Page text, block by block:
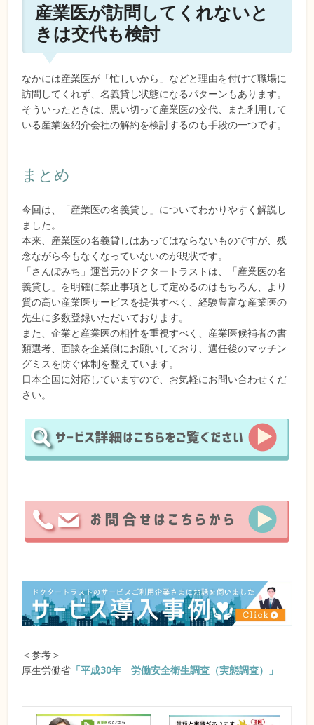
産業医が訪問してくれないと
きは交代も検討
なかには産業医が「忙しいから」などと理由を付けて職場に
訪問してくれず、名義貸し状態になるパターンもあります。
そういったときは、思い切って産業医の交代、また利用して
いる産業医紹介会社の解約を検討するのも手段の一つです。
まとめ
今回は、「産業医の名義貸し」についてわかりやすく解説し
ました。
本来、産業医の名義貸しはあってはならないものですが、残
念ながら今もなくなっていないのが現状です。
「さんぽみち」運営元のドクタートラストは、「産業医の名
義貸し」を明確に禁止事項として定めるのはもちろん、より
質の高い産業医サービスを提供すべく、経験豊富な産業医の
先生に多数登録いただいております。
また、企業と産業医の相性を重視すべく、産業医候補者の書
類選考、面談を企業側にお願いしており、選任後のマッチン
グミスを防ぐ体制を整えています。
日本全国に対応していますので、お気軽にお問い合わせくだ
さい。
＜参考＞
厚生労働省 「平成30年 労働安全衛生調査（実態調査）」